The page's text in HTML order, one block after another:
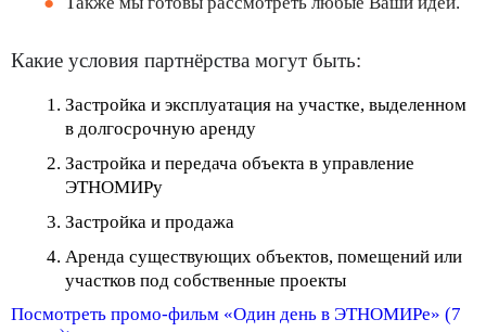
Какие условия партнёрства могут быть:
Застройка и эксплуатация на участке, выделенном
в долгосрочную аренду
Застройка и передача объекта в управление
ЭТНОМИРу
Застройка и продажа
Аренда существующих объектов, помещений или
участков под собственные проекты
Посмотреть промо-фильм «Один день в ЭТНОМИРе» (7